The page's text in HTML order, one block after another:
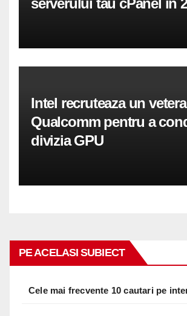
serverului tău cPanel în
Intel recruteaza un
Qualcomm pentru a
divizia GPU
PE ACELASI SUBIECT
Cele mai frecvente 10 cautari pe